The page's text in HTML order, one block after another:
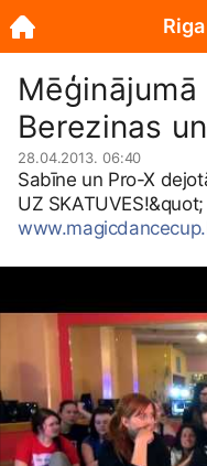
Berezinas
28.04.2013. 06:40
Sabīne un Pro-X
UZ SKATUVES!&quot;